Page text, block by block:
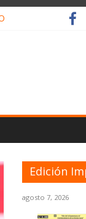
Edición
agosto 7, 2026